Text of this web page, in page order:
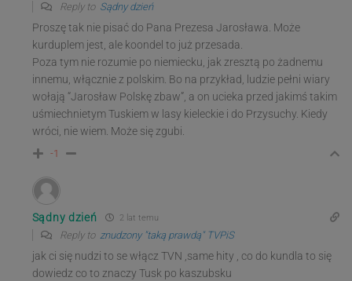
Reply to Sądny dzień
Proszę tak nie pisać do Pana Prezesa Jarosława. Może
kurduplem jest, ale koondel to już przesada.
Poza tym nie rozumie po niemiecku, jak zresztą po żadnemu
innemu, włącznie z polskim. Bo na przykład, ludzie pełni wiary
wołają “Jarosław Polskę zbaw”, a on ucieka przed jakimś takim
uśmiechnietym Tuskiem w lasy kieleckie i do Przysuchy. Kiedy
wróci, nie wiem. Może się zgubi.
-1
Sądny dzień 2 lat temu
Reply to znudzony "taką prawdą" TVPiS
jak ci się nudzi to se włącz TVN ,same hity , co do kundla to się
dowiedz co to znaczy Tusk po kaszubsku